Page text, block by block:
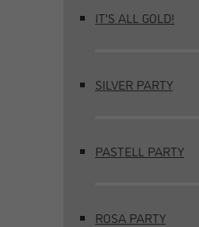
IT’S ALL GOLD!
SILVER PARTY
PASTELL PARTY
ROSA PARTY